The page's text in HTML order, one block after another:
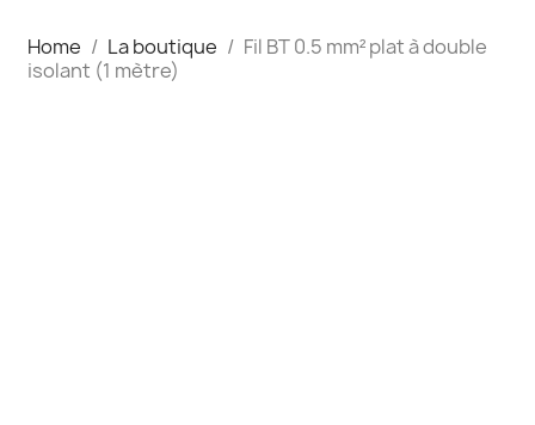
Home La boutique
Fil BT 0.5 mm² plat à double
isolant (1 mètre)